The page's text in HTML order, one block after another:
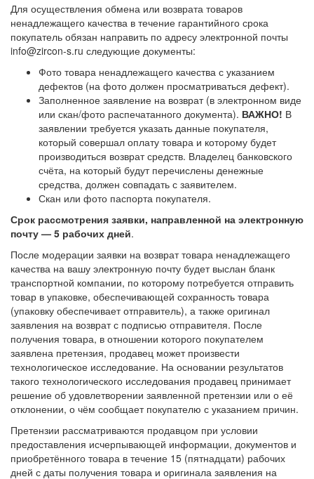
Для осуществления обмена или возврата товаров
ненадлежащего качества в течение гарантийного срока
покупатель обязан направить по адресу электронной почты
info@zircon-s.ru следующие документы:
Фото товара ненадлежащего качества с указанием
дефектов (на фото должен просматриваться дефект).
Заполненное заявление на возврат (в электронном виде
или скан/фото распечатанного документа). ВАЖНО! В
заявлении требуется указать данные покупателя,
который совершал оплату товара и которому будет
производиться возврат средств. Владелец банковского
счёта, на который будут перечислены денежные
средства, должен совпадать с заявителем.
Скан или фото паспорта покупателя.
Срок рассмотрения заявки, направленной на электронную
почту — 5 рабочих дней.
После модерации заявки на возврат товара ненадлежащего
качества на вашу электронную почту будет выслан бланк
транспортной компании, по которому потребуется отправить
товар в упаковке, обеспечивающей сохранность товара
(упаковку обеспечивает отправитель), а также оригинал
заявления на возврат с подписью отправителя. После
получения товара, в отношении которого покупателем
заявлена претензия, продавец может произвести
технологическое исследование. На основании результатов
такого технологического исследования продавец принимает
решение об удовлетворении заявленной претензии или о её
отклонении, о чём сообщает покупателю с указанием причин.
Претензии рассматриваются продавцом при условии
предоставления исчерпывающей информации, документов и
приобретённого товара в течение 15 (пятнадцати) рабочих
дней с даты получения товара и оригинала заявления на